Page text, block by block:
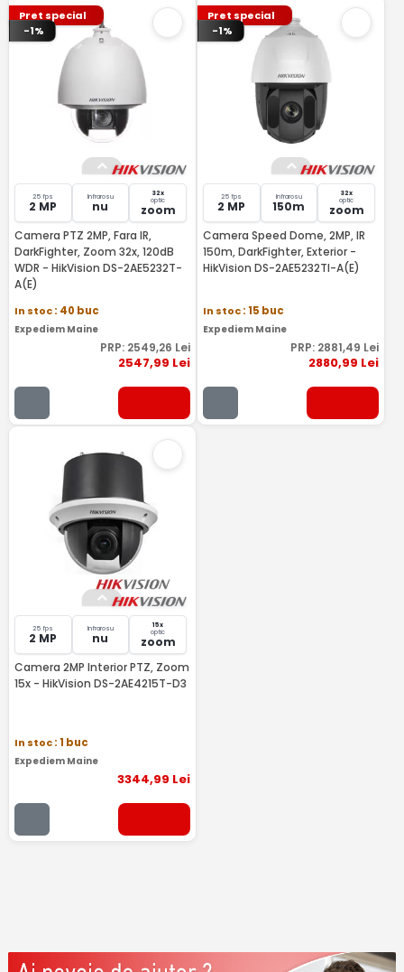
Pret special
-1%
25 fps
2 MP
Infrarosu
nu
32x
optic
zoom
Camera PTZ 2MP, Fara IR,
DarkFighter, Zoom 32x, 120dB
WDR - HikVision DS-2AE5232T-
A(E)
In stoc: 40 buc
Expediem Maine
PRP: 2549,26 Lei
2547,99 Lei
Pret special
-1%
25 fps
2 MP
Infrarosu
150m
32x
optic
zoom
Camera Speed Dome, 2MP, IR
150m, DarkFighter, Exterior -
HikVision DS-2AE5232TI-A(E)
In stoc: 15 buc
Expediem Maine
PRP: 2881,49 Lei
2880,99 Lei
25 fps
2 MP
Infrarosu
nu
15x
optic
zoom
Camera 2MP Interior PTZ, Zoom
15x - HikVision DS-2AE4215T-D3
In stoc: 1 buc
Expediem Maine
3344,99 Lei